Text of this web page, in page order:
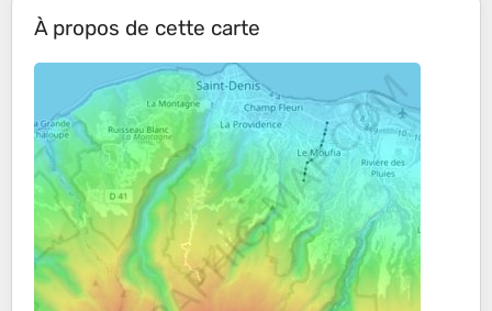
À propos de cette carte